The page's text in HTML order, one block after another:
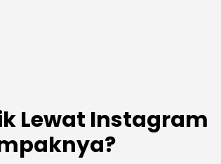
Lewat Instagram